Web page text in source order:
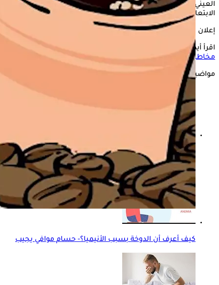
العيني، أن هناك مشكلة صحية مزمنة يجب على المصابين بها
الابتعاد عن
القهوةوالشاي أو التقليل منهما.
إعلان
اقرأ أيضًا:الشاي مع القهوة- طبيب يحذر من مشروب السكلانس:
مخاطره جسيمة
مواضيع ذات صلة
هل يؤثر مشروبك الصباحي على صحة الخصوبة لدى الرجال؟
دراسة تكشف مفاجأة
كيف أعرف أن الدوخة بسبب الأنيميا؟- حسام موافي يجيب